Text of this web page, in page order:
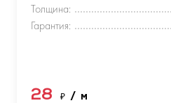
Толщина:
Гарантия:
28 ₽ / м